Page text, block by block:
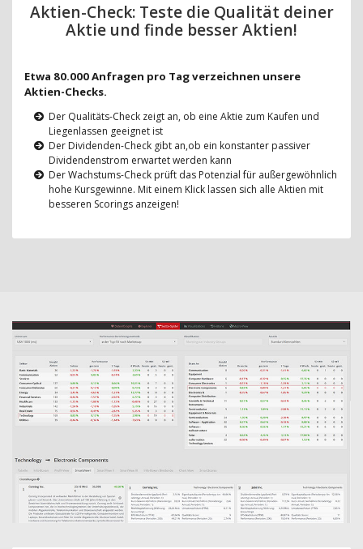
Aktien-Check: Teste die Qualität deiner
Aktie und finde besser Aktien!
Etwa 80.000 Anfragen pro Tag verzeichnen unsere
Aktien-Checks.
Der Qualitäts-Check zeigt an, ob eine Aktie zum Kaufen und
Liegenlassen geeignet ist
Der Dividenden-Check gibt an,ob ein konstanter passiver
Dividendenstrom erwartet werden kann
Der Wachstums-Check prüft das Potenzial für außergewöhnlich
hohe Kursgewinne. Mit einem Klick lassen sich alle Aktien mit
besseren Scorings anzeigen!